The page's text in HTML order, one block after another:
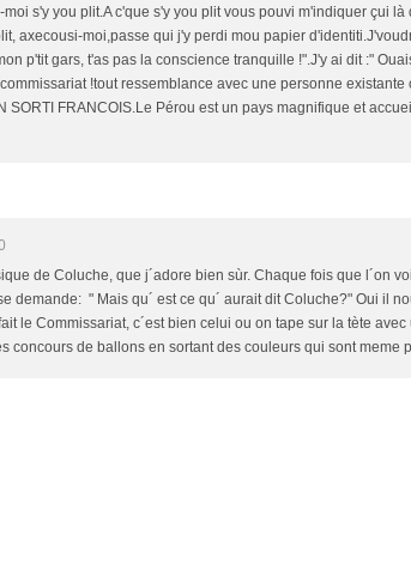
s'y you plit.A c'que s'y you plit vous pouvi m'indiquer çui là
axecousi-moi,passe qui j'y perdi mou papier
p'tit gars, t'as pas la conscience tranquille !".J'y ai dit :"
!tout ressemblance avec une personne existante
SORTI FRANCOIS.Le Pérou est un pays magnifique et
de Coluche, que j´adore bien sùr. Chaque fois que l´on
demande: " Mais qu´ est ce qu´ aurait dit Coluche?" Oui il
le Commissariat, c´est bien celui ou on tape sur la tète
concours de ballons en sortant des couleurs qui sont meme